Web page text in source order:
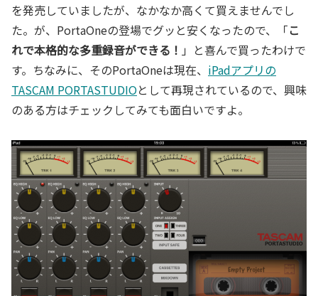
を発売していましたが、なかなか高くて買えませんでし
た。が、PortaOneの登場でグッと安くなったので、「こ
れで本格的な多重録音ができる！ 」と喜んで買ったわけで
す。ちなみに、そのPortaOneは現在、 iPadアプリの
TASCAM PORTASTUDIOとして再現されているので、興味
のある方はチェックしてみても面白いですよ。